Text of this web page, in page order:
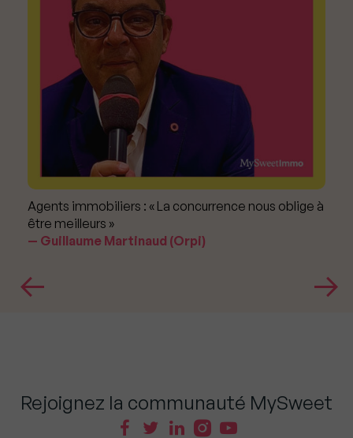
Agents immobiliers : « La concurrence nous oblige à
être meilleurs »
Guillaume Martinaud (Orpi)
Rejoignez la communauté MySweet